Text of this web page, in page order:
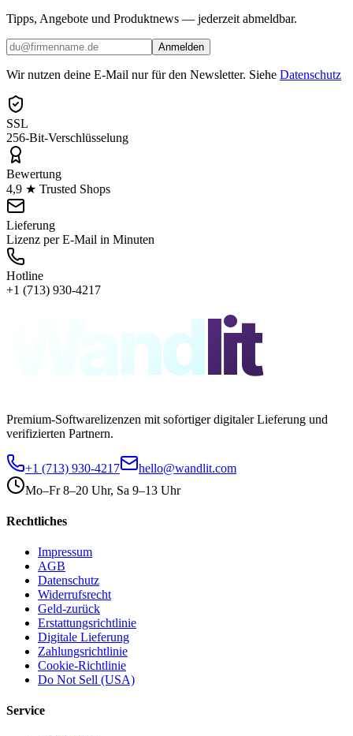
Tipps, Angebote und Produktnews — jederzeit abmeldbar.
Anmelden
Wir nutzen deine E-Mail nur für den Newsletter. Siehe Datenschutz
SSL
256-Bit-Verschlüsselung
Bewertung
4,9 ★ Trusted Shops
Lieferung
Lizenz per E-Mail in Minuten
Hotline
+1 (713) 930-4217
Wandlit
Premium-Softwarelizenzen mit sofortiger digitaler Lieferung und
verifizierten Partnern.
+1 (713) 930-4217
hello@wandlit.com
Mo–Fr 8–20 Uhr, Sa 9–13 Uhr
Rechtliches
Impressum
AGB
Datenschutz
Widerrufsrecht
Geld-zurück
Erstattungsrichtlinie
Digitale Lieferung
Zahlungsrichtlinie
Cookie-Richtlinie
Do Not Sell (USA)
Service